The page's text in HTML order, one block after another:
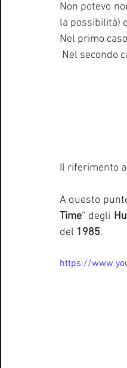
Non potevo
la possibilità)
Nel primo
Nel secondo
Il riferimento
A questo
Time” degli
del 1985.
https://